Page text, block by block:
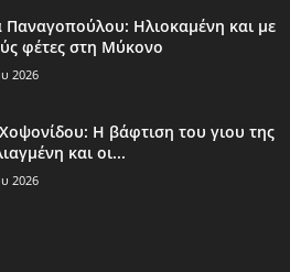
Παναγοπούλου: Ηλιοκαμένη και με
φέτες στη Μύκονο
2026
Η βάφτιση του γιου της
και οι...
2026